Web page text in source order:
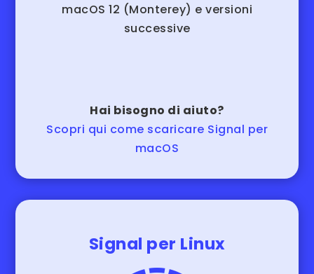
macOS 12 (Monterey) e versioni
successive
Hai bisogno di aiuto?
Scopri qui come scaricare Signal per
macOS
Signal per Linux